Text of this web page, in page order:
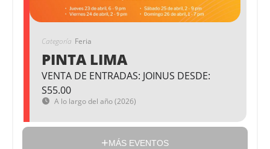
Categoría Feria
PINTA LIMA
VENTA DE ENTRADAS: JOINUS DESDE:
S55.00
A lo largo del año (2026)
MÁS EVENTOS